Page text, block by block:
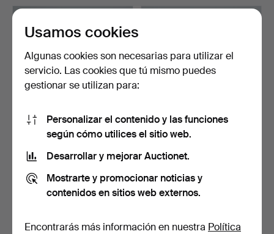
FIGURITAS. Lion, núm.
2022. Dahl Jensen, D…
Subastado 6 may 2026
27 pujas
683 USD
CHRISTIAN THOMSEN.
Estatuilla. «Fauno con …
9 pujas
162 USD
Usamos cookies
Algunas cookies son necesarias para utilizar el
servicio. Las cookies que tú mismo puedes
gestionar se utilizan para:
Personalizar el contenido y las funciones
según cómo utilices el sitio web.
Desarrollar y mejorar Auctionet.
Mostrarte y promocionar noticias y
contenidos en sitios web externos.
Encontrarás más información en nuestra Política